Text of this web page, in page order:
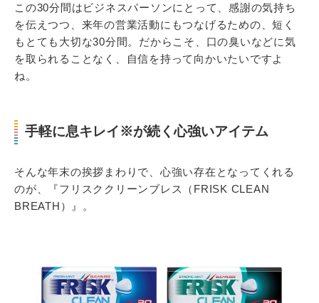
この30分間はビジネスパーソンにとって、感謝の気持ち
を伝えつつ、来年の営業活動にもつなげるための、短く
もとても大切な30分間。だからこそ、口の臭いなどに気
を取られることなく、自信を持って向かいたいですよ
ね。
手軽に息キレイ※が続く心強いアイテム
そんな年末の挨拶まわりで、心強い存在となってくれる
のが、『フリスククリーンブレス（FRISK CLEAN
BREATH）』。